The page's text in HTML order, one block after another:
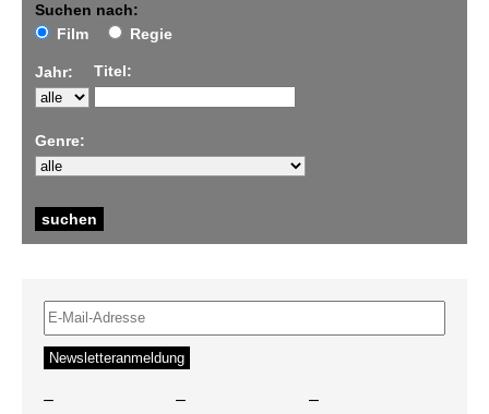
Suchen nach:
Film
Regie
Jahr: Titel:
Genre:
– – –